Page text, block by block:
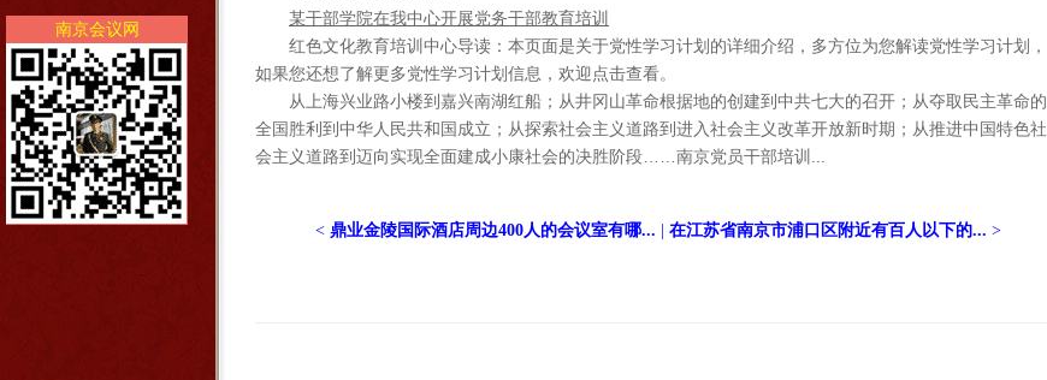
某干部学院在我中心开展党务干部教育培训
红色文化教育培训中心导读：本页面是关于党性学习计划的详细介绍，多方位为您解读党性学习计划，
如果您还想了解更多党性学习计划信息，欢迎点击查看。
从上海兴业路小楼到嘉兴南湖红船；从井冈山革命根据地的创建到中共七大的召开；从夺取民主革命的
全国胜利到中华人民共和国成立；从探索社会主义道路到进入社会主义改革开放新时期；从推进中国特色社
会主义道路到迈向实现全面建成小康社会的决胜阶段……南京党员干部培训...
< 鼎业金陵国际酒店周边400人的会议室有哪... 在江苏省南京市浦口区附近有百人以下的... >
南京会议网